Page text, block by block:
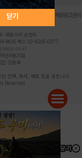
닫기
불법촬영물 신고센터 제휴광고문의
대표이사:송현두
8635 팩스:02-6265-0377
년4월25일
인:김동욱
전재, 복사, 배포 등을 금합니다.
Reserved.